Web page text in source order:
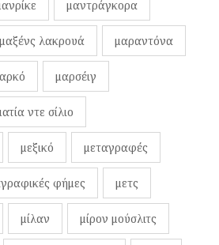
μαντράγκορα
μαξένς λακρουά μαραντόνα
μαρσέιγ
ντε σίλιο
μεξικό μεταγραφές
φήμες μετς
μίλαν μίρον μούσλιτς